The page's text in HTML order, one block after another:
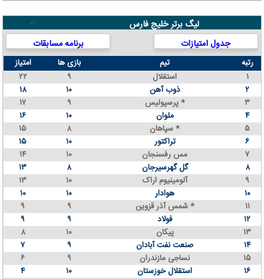
لیگ برتر خلیج فارس
جدول امتیازات
برنامه مسابقات
رتبه تیم بازی ها
امتیاز
۱
استقلال ۹
۲۲
۲
ذوب آهن ۱۰
۱۸
۳
پرسپولیس * ۹
۱۷
۴
ملوان ۱۰
۱۶
۵
سپاهان * ۸
۱۵
۶
تراکتور ۱۰
۱۵
۷
مس رفسنجان ۱۰
۱۴
۸
گل گهرسیرجان ۸
۱۳
۹
آلومینیوم اراک ۱۰
۱۳
۱۰
هوادار ۱۰
۱۰
۱۱
شمس آذر قزوین * ۹
۹
۱۲
فولاد ۹
۹
۱۳
پیکان ۱۰
۸
۱۴
صنعت نفت آبادان ۹
۷
۱۵
نساجی مازندران ۹
۶
۱۶
استقلال خوزستان ۱۰ ۴